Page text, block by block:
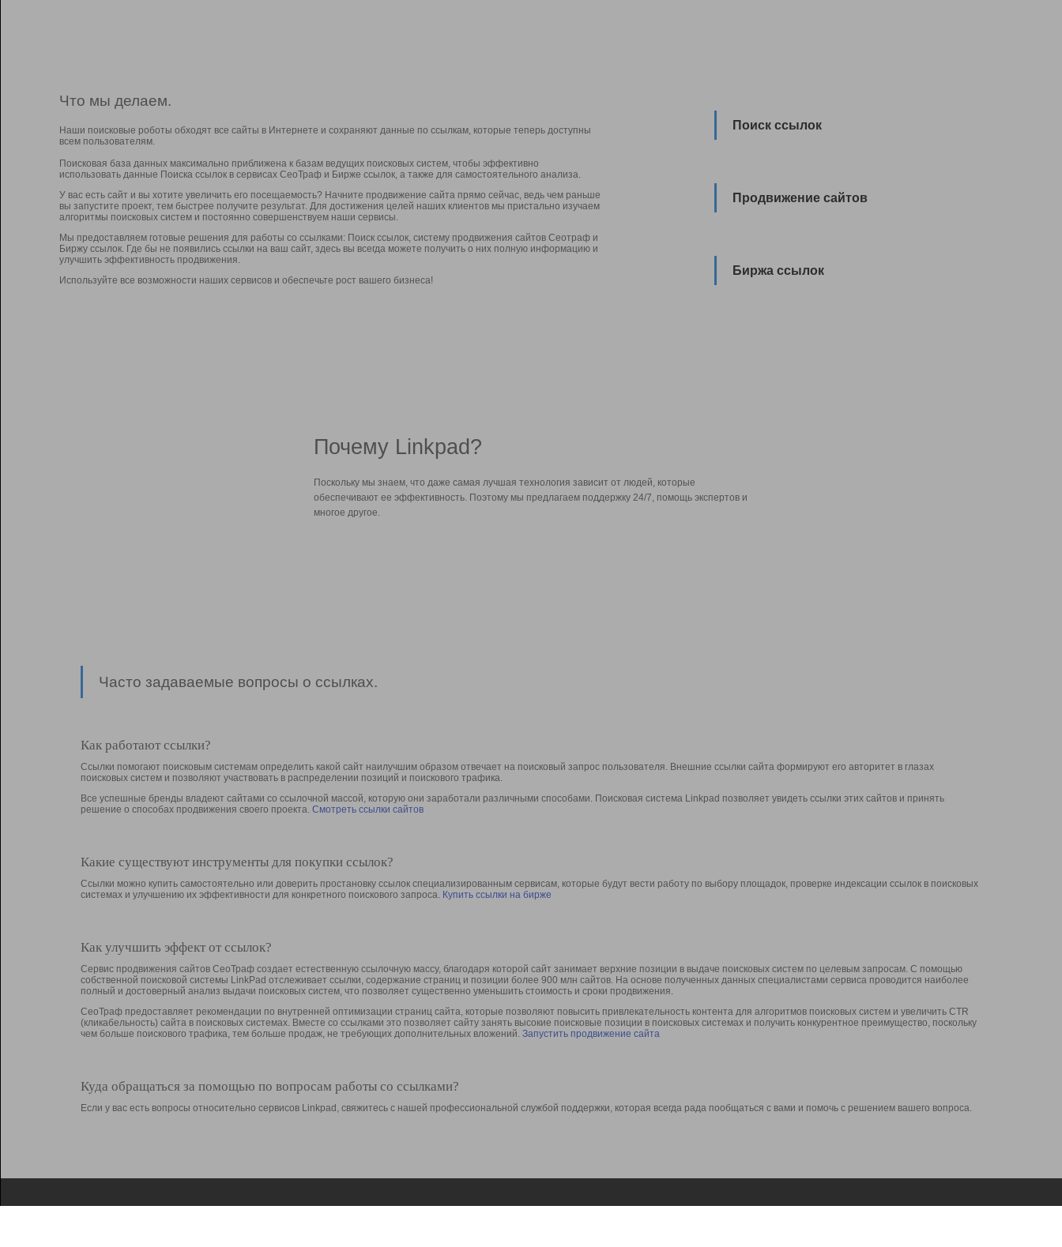
Что мы делаем.
Наши поисковые роботы обходят все сайты в Интернете и сохраняют данные по ссылкам, которые теперь доступны
всем пользователям.
Поисковая база данных максимально приближена к базам ведущих поисковых систем, чтобы эффективно
использовать данные Поиска ссылок в сервисах СеоТраф и Бирже ссылок, а также для самостоятельного анализа.
У вас есть сайт и вы хотите увеличить его посещаемость? Начните продвижение сайта прямо сейчас, ведь чем раньше
вы запустите проект, тем быстрее получите результат. Для достижения целей наших клиентов мы пристально изучаем
алгоритмы поисковых систем и постоянно совершенствуем наши сервисы.
Мы предоставляем готовые решения для работы со ссылками: Поиск ссылок, систему продвижения сайтов Сеотраф и
Биржу ссылок. Где бы не появились ссылки на ваш сайт, здесь вы всегда можете получить о них полную информацию и
улучшить эффективность продвижения.
Используйте все возможности наших сервисов и обеспечьте рост вашего бизнеса!
Поиск ссылок
Продвижение сайтов
Биржа ссылок
Почему Linkpad?
Поскольку мы знаем, что даже самая лучшая технология зависит от людей, которые
обеспечивают ее эффективность. Поэтому мы предлагаем поддержку 24/7, помощь экспертов и
многое другое.
Часто задаваемые вопросы о ссылках.
Как работают ссылки?
Ссылки помогают поисковым системам определить какой сайт наилучшим образом отвечает на поисковый запрос пользователя. Внешние ссылки сайта формируют его авторитет в глазах
поисковых систем и позволяют участвовать в раcпределении позиций и поискового трафика.
Все успешные бренды владеют сайтами со ссылочной массой, которую они заработали различными способами. Поисковая система Linkpad позволяет увидеть ссылки этих сайтов и принять
решение о способах продвижения своего проекта. Смотреть ссылки сайтов
Какие существуют инструменты для покупки ссылок?
Ссылки можно купить самостоятельно или доверить простановку ссылок специализированным сервисам, которые будут вести работу по выбору площадок, проверке индексации ссылок в поисковых
системах и улучшению их эффективности для конкретного поискового запроса. Купить ссылки на бирже
Как улучшить эффект от ссылок?
Сервис продвижения сайтов СеоТраф создает естественную ссылочную массу, благодаря которой сайт занимает верхние позиции в выдаче поисковых систем по целевым запросам. С помощью
собственной поисковой системы LinkPad отслеживает ссылки, содержание страниц и позиции более 900 млн сайтов. На основе полученных данных специалистами сервиса проводится наиболее
полный и достоверный анализ выдачи поисковых систем, что позволяет существенно уменьшить стоимость и сроки продвижения.
СеоТраф предоставляет рекомендации по внутренней оптимизации страниц сайта, которые позволяют повысить привлекательность контента для алгоритмов поисковых систем и увеличить CTR
(кликабельность) сайта в поисковых системах. Вместе со ссылками это позволяет сайту занять высокие поисковые позиции в поисковых системах и получить конкурентное преимущество, поскольку
чем больше поискового трафика, тем больше продаж, не требующих дополнительных вложений. Запустить продвижение сайта
Куда обращаться за помощью по вопросам работы со ссылками?
Если у вас есть вопросы относительно сервисов Linkpad, свяжитесь с нашей профессиональной службой поддержки, которая всегда рада пообщаться с вами и помочь с решением вашего вопроса.